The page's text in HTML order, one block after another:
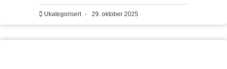
Ukategorisert - 29. oktober 2025